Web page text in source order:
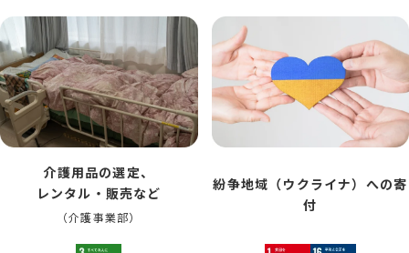
介護用品の選定、
レンタル・販売など
（介護事業部）
紛争地域（ウクライナ）への寄
付